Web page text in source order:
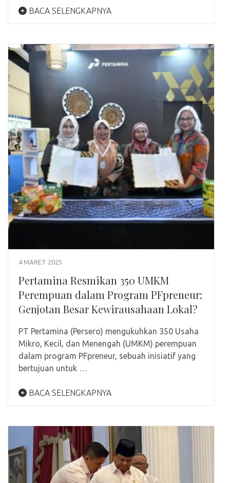
BACA SELENGKAPNYA
4 MARET 2025
Pertamina Resmikan 350 UMKM
Perempuan dalam Program PFpreneur:
Genjotan Besar Kewirausahaan Lokal?
PT Pertamina (Persero) mengukuhkan 350 Usaha
Mikro, Kecil, dan Menengah (UMKM) perempuan
dalam program PFpreneur, sebuah inisiatif yang
bertujuan untuk …
BACA SELENGKAPNYA